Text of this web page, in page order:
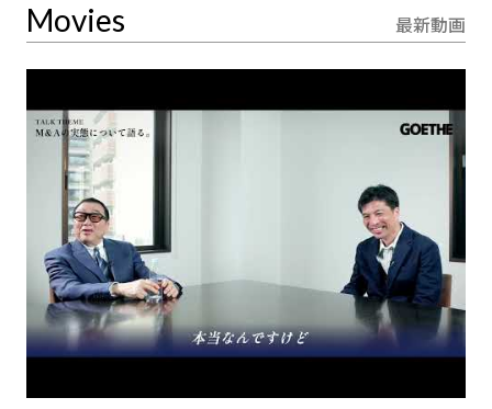
Movies 最新動画